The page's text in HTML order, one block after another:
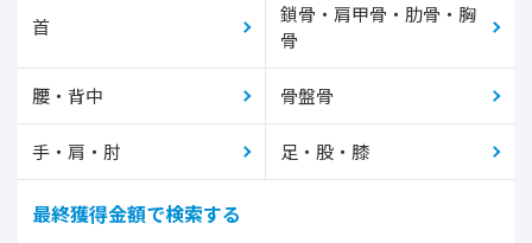
首
鎖骨・肩甲骨・肋骨・胸
骨
腰・背中 骨盤骨
手・肩・肘 足・股・膝
最終獲得金額で検索する